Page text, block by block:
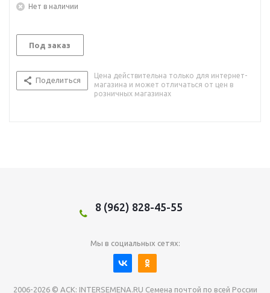
Нет в наличии
Под заказ
Поделиться
Цена действительна только для интернет-
магазина и может отличаться от цен в
розничных магазинах
8 (962) 828-45-55
Мы в социальных сетях:
2006-2026 © АСК: INTERSEMENA.RU Семена почтой по всей России